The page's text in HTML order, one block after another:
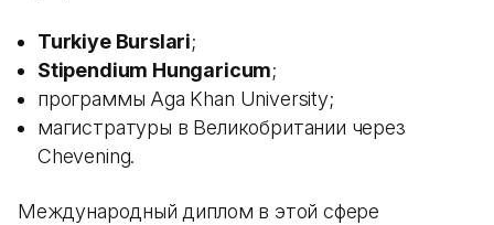
Turkiye Burslari;
Stipendium Hungaricum;
программы Aga Khan University;
магистратуры в Великобритании через
Chevening.
Международный диплом в этой сфере